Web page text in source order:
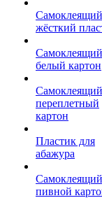
жёсткий
белый картон
переплетный
картон
Пластик для
абажура
пивной